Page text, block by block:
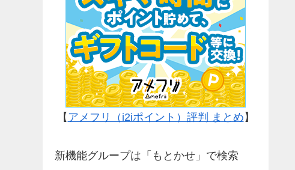
【 アメフリ（i2iポイント）評判 まとめ 】
新機能グループは「もとかせ」で検索